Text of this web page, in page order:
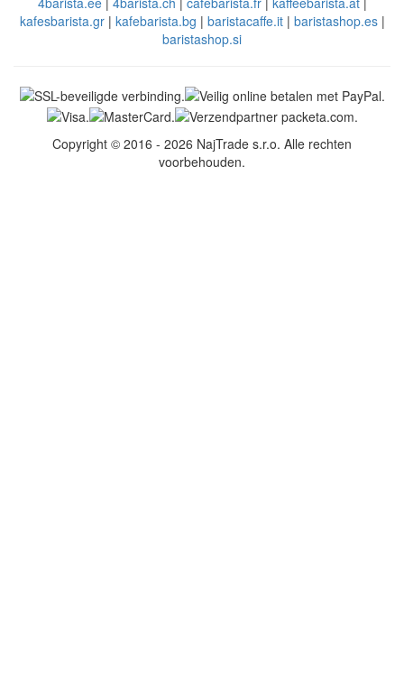
kafesbarista.gr| kafebarista.bg | baristacaffe.it| baristashop.es|
baristashop.si
Copyright © 2016 - 2026 NajTrade s.r.o. Alle rechten
voorbehouden.